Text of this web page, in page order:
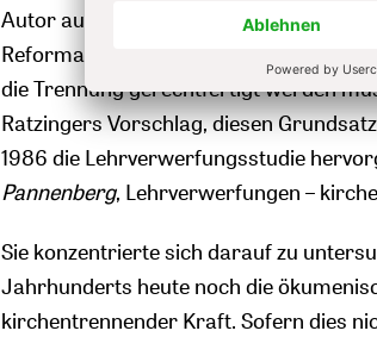
Autor ausdrücklich betonte, auch für
Reformation, weil „die Einheit ein
die Trennung gerechtfertigt werden
Ratzingers Vorschlag, diesen
1986 die Lehrverwerfungsstudie
Pannenberg, Lehrverwerfungen –
Sie konzentrierte sich darauf zu
Jahrhunderts heute noch die
kirchentrennender Kraft. Sofern dies